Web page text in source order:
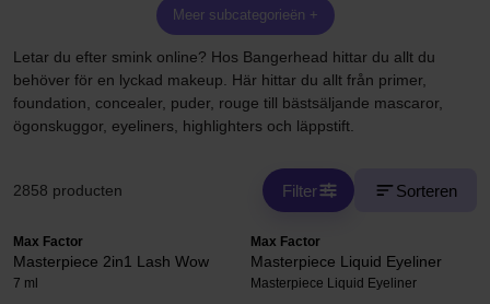
Meer subcategorieën +
Letar du efter smink online? Hos Bangerhead hittar du allt du
behöver för en lyckad makeup. Här hittar du allt från primer,
foundation, concealer, puder, rouge till bästsäljande mascaror,
ögonskuggor, eyeliners, highlighters och läppstift.
2858 producten Filter Sorteren
Max Factor
Masterpiece 2in1 Lash Wow
7 ml
Max Factor
Masterpiece Liquid Eyeliner
Masterpiece Liquid Eyeliner